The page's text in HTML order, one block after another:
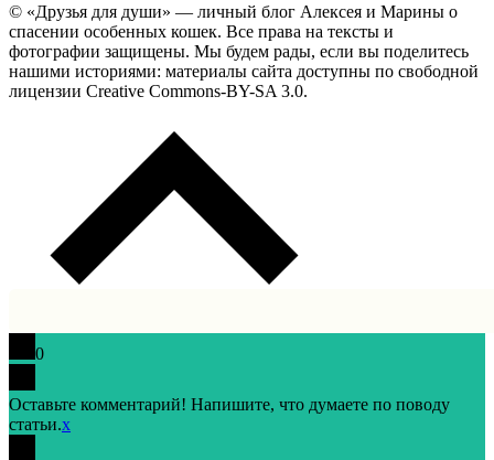
© «Друзья для души» — личный блог Алексея и Марины о
спасении особенных кошек. Все права на тексты и
фотографии защищены. Мы будем рады, если вы поделитесь
нашими историями: материалы сайта доступны по свободной
лицензии Creative Commons-BY-SA 3.0.
0
Оставьте комментарий! Напишите, что думаете по поводу
статьи.x